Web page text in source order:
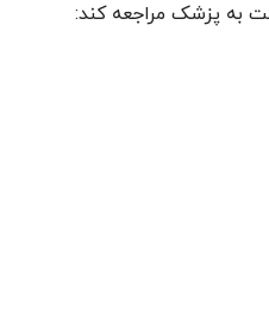
به پزشک مراجعه کند: